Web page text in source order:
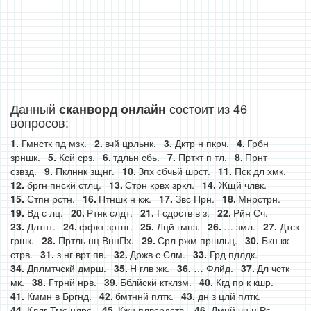
Данный сканворд онлайн состоит из 46
вопросов:
Гмнстк пд мзк. вчй црльнк. Дктр н пкрч.
Грбн
зрншк.
Ксй срз. тдльн сбь. Прткт п тл.
Прнт
сзвзд.
Пклннк зщнг. Зпх сбчьй шрст.
Пск дл хмк.
бргн пнскй стлц.
Стрн крвх зркл.
Жщй члвк.
Стпн рстн.
Птншк н кж. Звс Прн.
Мнрстрн.
Вд с лц.
Ртнк слдт. Гсдрств в з.
Рйн Сч.
Длтнт.
ффкт зртнг. Лцй гмнз. … змл.
Дтск
гршк.
Пртль нц ВннПх. Срл ржм пршльц.
Бкн кк
стрв.
з нг врт пв. Држв с Слм.
Грд пдлдк.
Дплмтчскй дмрш.
Н глв жк. … Флйд.
Дл чстк
мк.
Гтрнй нрв. Бблйскй ктклзм.
Кгд пр к кшр.
Кммн в Бргнд.
бмтннй плтк.
дн з цлй плтк.